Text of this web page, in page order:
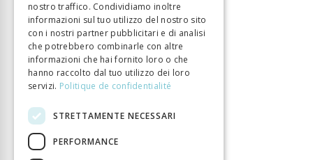
nostro traffico. Condividiamo inoltre
informazioni sul tuo utilizzo del nostro sito
con i nostri partner pubblicitari e di analisi
che potrebbero combinarle con altre
informazioni che hai fornito loro o che
hanno raccolto dal tuo utilizzo dei loro
servizi. Politique de confidentialité
STRETTAMENTE NECESSARI
PERFORMANCE